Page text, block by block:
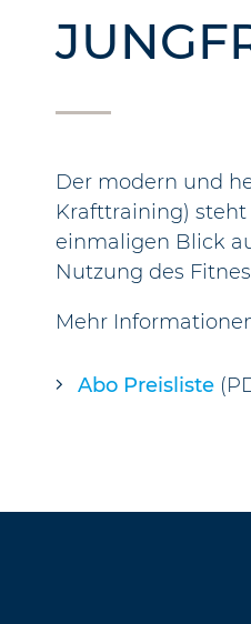
Der modern und
Krafttraining) steht
einmaligen Blick
Nutzung des
Mehr
Abo Preisliste